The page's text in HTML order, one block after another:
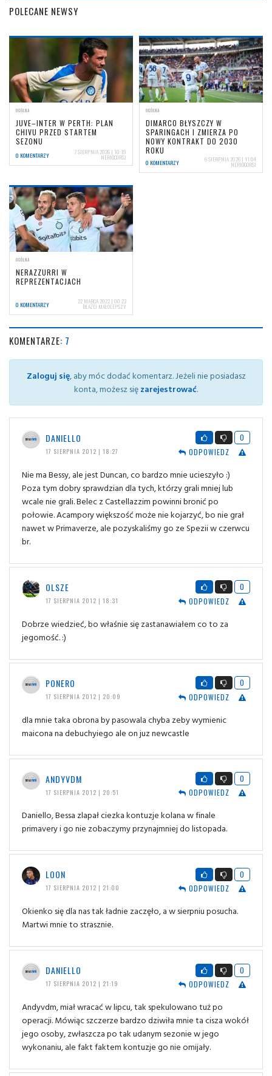
POLECANE NEWSY
OGÓLNA
JUVE–INTER W PERTH: PLAN
CHIVU PRZED STARTEM
SEZONU
0 KOMENTARZY 7 SIERPNIA 2026 | 10:19
NERIOCORSI
OGÓLNA
DIMARCO BŁYSZCZY W
SPARINGACH I ZMIERZA PO
NOWY KONTRAKT DO 2030
ROKU
0 KOMENTARZY 6 SIERPNIA 2026 | 11:04
NERIOCORSI
OGÓLNA
NERAZZURRI W
REPREZENTACJACH
0 KOMENTARZY 22 MARCA 2022 | 00:23
BŁAŻEJ MAŁOLEPSZY
KOMENTARZE: 7
Zaloguj się, aby móc dodać komentarz. Jeżeli nie posiadasz
konta, możesz sięzarejestrować.
DANIELLO
17 SIERPNIA 2012 | 18:27
0
ODPOWIEDZ
Nie ma Bessy, ale jest Duncan, co bardzo mnie ucieszyło :)
Poza tym dobry sprawdzian dla tych, którzy grali mniej lub
wcale nie grali. Belec z Castellazzim powinni bronić po
połowie. Acampory większość może nie kojarzyć, bo nie grał
nawet w Primaverze, ale pozyskaliśmy go ze Spezii w czerwcu
br.
OLSZE
17 SIERPNIA 2012 | 18:31
0
ODPOWIEDZ
Dobrze wiedzieć, bo właśnie się zastanawiałem co to za
jegomość. :)
PONERO
17 SIERPNIA 2012 | 20:09
0
ODPOWIEDZ
dla mnie taka obrona by pasowala chyba zeby wymienic
maicona na debuchyiego ale on juz newcastle
ANDYVDM
17 SIERPNIA 2012 | 20:51
0
ODPOWIEDZ
Daniello, Bessa zlapał ciezka kontuzje kolana w finale
primavery i go nie zobaczymy przynajmniej do listopada.
LOON
17 SIERPNIA 2012 | 21:00
0
ODPOWIEDZ
Okienko się dla nas tak ładnie zaczęło, a w sierpniu posucha.
Martwi mnie to strasznie.
DANIELLO
17 SIERPNIA 2012 | 21:19
0
ODPOWIEDZ
Andyvdm, miał wracać w lipcu, tak spekulowano tuż po
operacji. Mówiąc szczerze bardzo dziwiła mnie ta cisza wokół
jego osoby, zwłaszcza po tak udanym sezonie w jego
wykonaniu, ale fakt faktem kontuzje go nie omijały.